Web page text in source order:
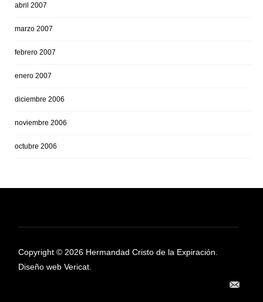
abril 2007
marzo 2007
febrero 2007
enero 2007
diciembre 2006
noviembre 2006
octubre 2006
Copyright © 2026 Hermandad Cristo de la Expiración.
Diseño web Vericat.